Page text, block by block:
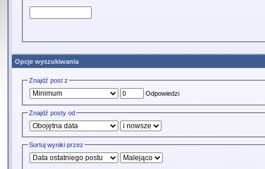
Opcje wyszukiwania
Znajdź post z
Odpowiedzi
Znajdź posty od
Sortuj wyniki przez